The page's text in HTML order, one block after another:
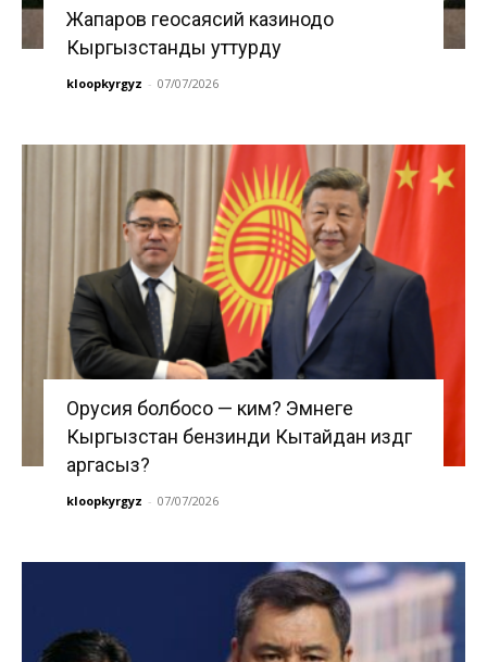
Жапаров геосаясий казинодо
Кыргызстанды уттурду
kloopkyrgyz - 07/07/2026
Орусия болбосо — ким? Эмнеге
Кыргызстан бензинди Кытайдан издөөгө
аргасыз?
kloopkyrgyz - 07/07/2026